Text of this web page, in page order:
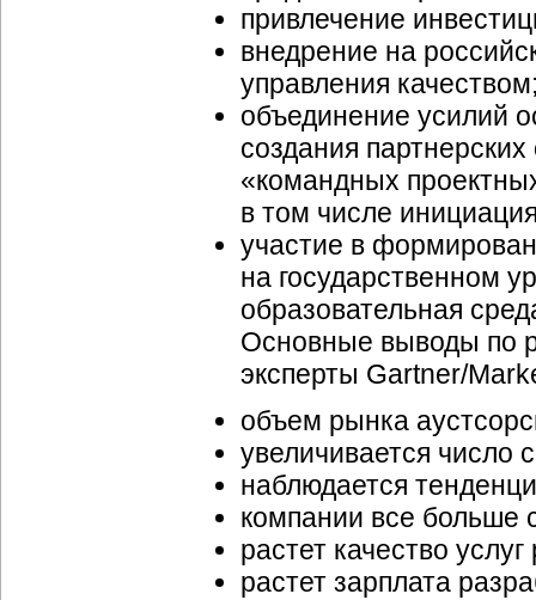
привлечение
внедрение на
управления
объединение усилий
создания
«командных
в том числе
участие в
на государственном
образовательная
Основные выводы по
эксперты Gartner/
объем рынка
увеличивается число
наблюдается
компании все больше
растет качество
растет зарплата